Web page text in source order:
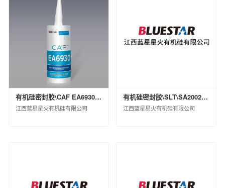
山东蓝星东大有限公司
中昊晨光化工研究院有限公司
黎明化工研究设计院有限责任公司
昊华气体有限公司
中昊北方涂料工业研究设计院有限公司
德州实华化工有限公司
德州实华泰安分公司
昊华宇航化工有限责任公司
黑龙江昊华化工有限公司
西南化工研究设计院有限公司
有机硅密封胶\CAF EA6930 TRS硬包\支装(KG)\0.31
江西蓝星星火有机硅有限公司
有机硅密封胶\SLT\SA2002-A WHT\桶装(KG)\245
江西蓝星星火有机硅有限公司